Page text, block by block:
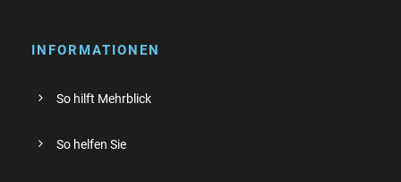
INFORMATIONEN
So hilft Mehrblick
So helfen Sie